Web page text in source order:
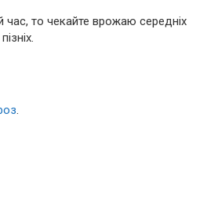
час, то чекайте врожаю середніх
.